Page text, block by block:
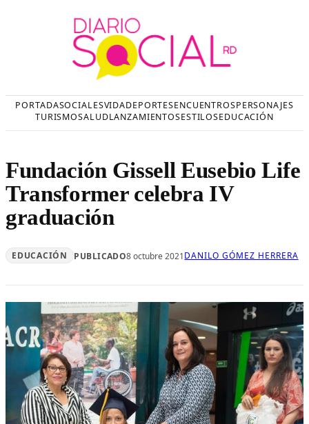
PORTADASOCIALESVIDADEPORTESENCUENTROSPERSONAJES
TURISMOSALUDLANZAMIENTOSESTILOSEDUCACIÓN
Fundación Gissell Eusebio Life
Transformer celebra IV
graduación
EDUCACIÓN PUBLICADO8 octubre 2021DANILO GÓMEZ HERRERA